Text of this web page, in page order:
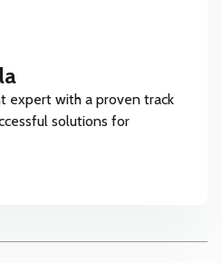
expert with a proven track
solutions for